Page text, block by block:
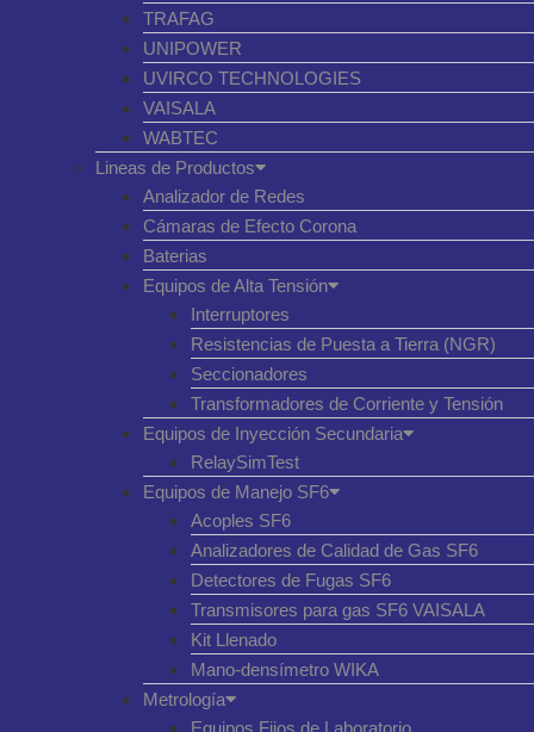
TRAFAG
UNIPOWER
UVIRCO TECHNOLOGIES
VAISALA
WABTEC
Lineas de Productos
Analizador de Redes
Cámaras de Efecto Corona
Baterias
Equipos de Alta Tensión
Interruptores
Resistencias de Puesta a Tierra (NGR)
Seccionadores
Transformadores de Corriente y Tensión
Equipos de Inyección Secundaria
RelaySimTest
Equipos de Manejo SF6
Acoples SF6
Analizadores de Calidad de Gas SF6
Detectores de Fugas SF6
Transmisores para gas SF6 VAISALA
Kit Llenado
Mano-densímetro WIKA
Metrología
Equipos Fijos de Laboratorio